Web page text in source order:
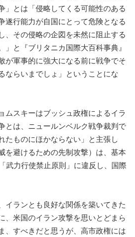
」とは「侵略してくる可能性のある
遂行能力が自国にとって危険となる
、その侵略の企図を未然に阻止する
」と『ブリタニカ国際大百科事典』
が軍事的に強大になる前に戦争でそ
ならいまでしょ」ということにな
スキーはブッシュ政権によるイラ
とは、ニュールンベルク戦争裁判で
たものにほかならない」と主張し
を避けるための先制攻撃）は、基本
武力行使禁止原則」に違反し、国際
ランとも良好な関係を築いてきた
、米国のイラン攻撃を思いとどまら
、すべきだと思うが、高市政権には